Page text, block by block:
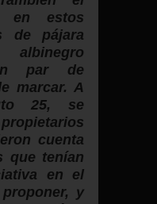
en estos
de pájara
par de
marcar. A
25, se
cuenta
que tenían
en el
y